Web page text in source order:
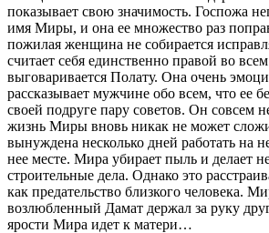
показывает свою значимость. Госпожа
имя Миры, и она ее множество раз
пожилая женщина не собирается
считает себя единственно правой во
выговаривается Полату. Она очень
рассказывает мужчине обо всем, что ее
своей подруге пару советов. Он совсем
жизнь Миры вновь никак не может
вынуждена несколько дней работать на
нее месте. Мира убирает пыль и делает
строительные дела. Однако это
как предательство близкого человека.
возлюбленный Дамат держал за руку
ярости Мира идет к матери…